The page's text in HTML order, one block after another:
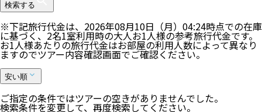
検索する
※下記旅行代金は、 2026年08月10日（月）04:24時点での在庫
に基づく、2名1室利用時の大人お1人様の参考旅行代金です。
お1人様あたりの旅行代金はお部屋の利用人数によって異なり
ますのでツアー内容確認画面でご確認ください。
安い順
ご指定の条件ではツアーの空きがありませんでした。
検索条件を変更して、再度検索してください。